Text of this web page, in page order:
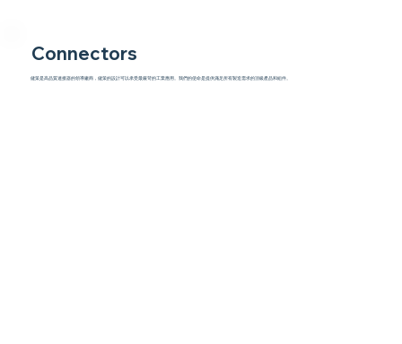
Connectors
健策是高品質連接器的領導廠商，健策的設計可以承受最嚴苛的工業應用。我們的使命是提供滿足所有製造需求的頂級產品和組件。